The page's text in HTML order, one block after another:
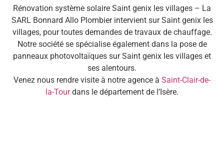
Rénovation système solaire Saint genix les villages – La
SARL Bonnard Allo Plombier intervient sur Saint genix les
villages, pour toutes demandes de travaux de chauffage.
Notre société se spécialise également dans la pose de
panneaux photovoltaïques sur Saint genix les villages et
ses alentours.
Venez nous rendre visite à notre agence à Saint-Clair-de-
la-Tourdans le département de l’Isère.